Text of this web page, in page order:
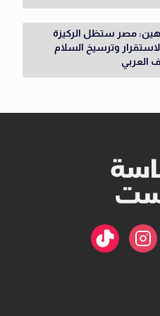
مصر ستظل الركيزة
وترسيخ السلام
العربي